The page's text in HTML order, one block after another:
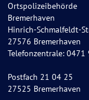
Ortspolizeibehörde
Bremerhaven
Hinrich-Schmalfeldt-
27576 Bremerhaven
Telefonzentrale: 0471
Postfach 21 04 25
27525 Bremerhaven